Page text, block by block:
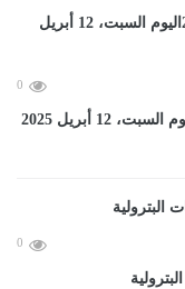
0
حظك اليوم.. توقعات الابراج الأحد 13-4-2025اليوم السبت، 12 أبريل 2025
0